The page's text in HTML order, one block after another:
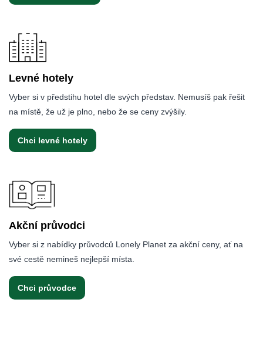
Levné hotely
Vyber si v předstihu hotel dle svých představ. Nemusíš pak řešit
na místě, že už je plno, nebo že se ceny zvýšily.
Chci levné hotely
Akční průvodci
Vyber si z nabídky průvodců Lonely Planet za akční ceny, ať na
své cestě nemineš nejlepší místa.
Chci průvodce